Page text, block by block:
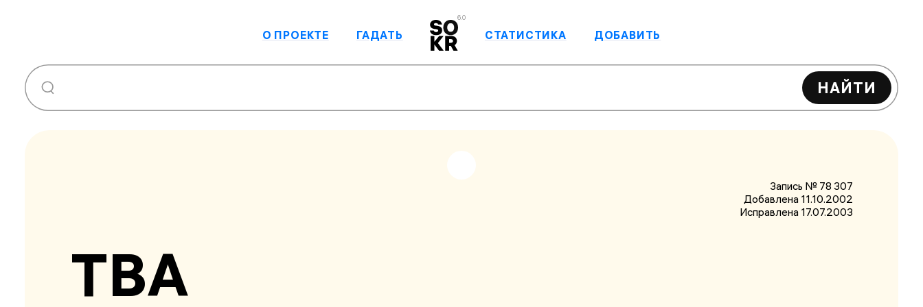
6.0
О ПРОЕКТЕ ГАДАТЬ СТАТИСТИКА ДОБАВИТЬ
НАЙТИ
Запись № 78 307
Добавлена 11.10.2002
Исправлена17.07.2003
ТВА